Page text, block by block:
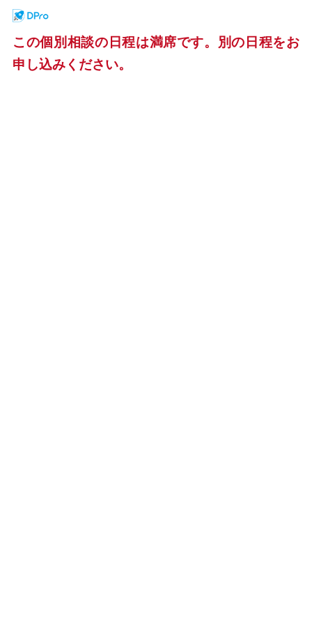
この個別相談の日程は満席です。別の日程をお
申し込みください。